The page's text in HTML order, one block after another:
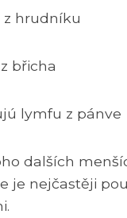
hrudníku
břicha
lymfu z pánve
dalších
je nejčastěji